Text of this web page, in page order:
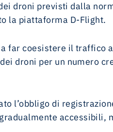
droni previsti dalla
la piattaforma D-Flight.
far coesistere il traffico
droni per un numero
l’obbligo di
accessibili,